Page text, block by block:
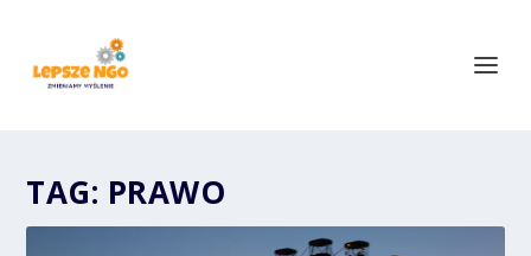
TAG: PRAWO